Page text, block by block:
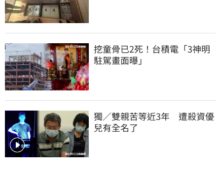
挖童骨已2死！台積電「3神明
駐駕畫面曝」
獨／雙親苦等近3年　遭殺資優
兒有全名了